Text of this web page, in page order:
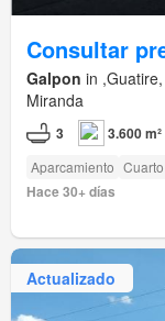
Consultar
Galpon in
Miranda
3 3.600 m²
Aparcamiento
Hace 30+ días
Actualizado